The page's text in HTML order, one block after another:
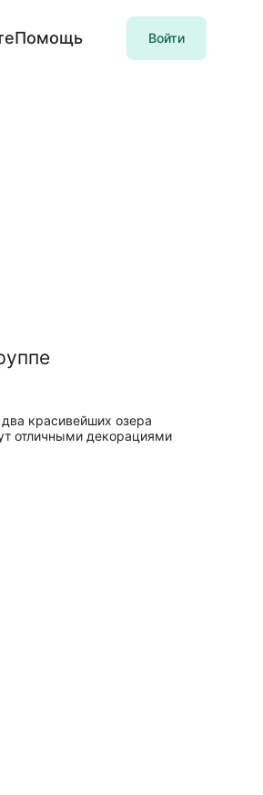
Помощь Войти
красивейших озера
отличными декорациями